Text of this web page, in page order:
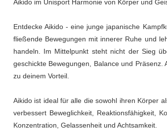
Aikido im Unisport Harmonie von Körper und
Entdecke Aikido - eine junge japanische
fließende Bewegungen mit innerer Ruhe und
handeln. Im Mittelpunkt steht nicht der Sieg
geschickte Bewegungen, Balance und
zu deinem Vorteil.
Aikido ist ideal für alle die sowohl ihren Körper
verbessert Beweglichkeit, Reaktionsfähigkeit,
Konzentration, Gelassenheit und Achtsamkeit.